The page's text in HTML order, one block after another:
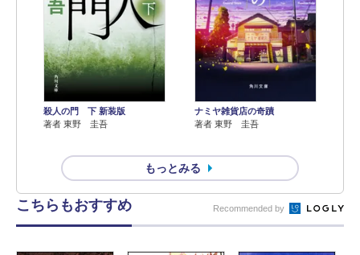
殺人の門 下 新装版
著者 東野 圭吾
ナミヤ雑貨店の奇蹟
著者 東野 圭吾
もっとみる
こちらもおすすめ Recommended by